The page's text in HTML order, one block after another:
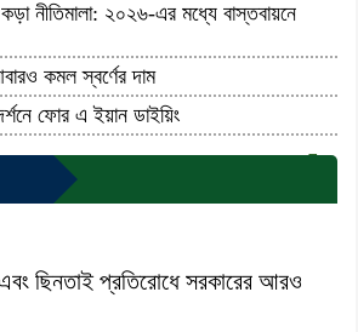
নীতিমালা: ২০২৬-এর মধ্যে বাস্তবায়নে
কমল স্বর্ণের দাম
ফোর এ ইয়ান ডাইয়িং
আরো পড়ুন...
এবং ছিনতাই প্রতিরোধে সরকারের আরও